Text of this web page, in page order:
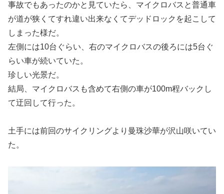
事故でもあったのかと見ていたら、マイクロバスと普通車
が道が狭くてすれ違い出来なくてデッドロックを起こして
しまった様だ。
左側には10台ぐらい、右のマイクロバスの後ろには5台ぐ
らい車が続いていた。
珍しい光景だ。
結局、マイクロバスも含めて右側の車が100m程バックし
て迂回して行った。
土手には前回のサイクリングより曼珠沙華が沢山咲いてい
た。